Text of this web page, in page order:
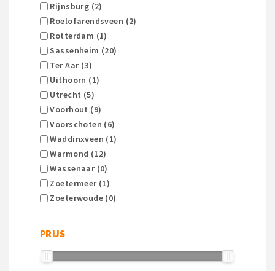
Rijnsburg (2)
Roelofarendsveen (2)
Rotterdam (1)
Sassenheim (20)
Ter Aar (3)
Uithoorn (1)
Utrecht (5)
Voorhout (9)
Voorschoten (6)
Waddinxveen (1)
Warmond (12)
Wassenaar (0)
Zoetermeer (1)
Zoeterwoude (0)
PRIJS